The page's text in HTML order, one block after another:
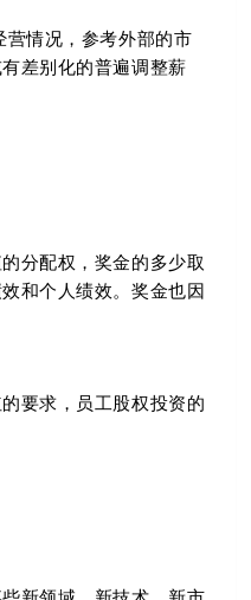
情况，参考外部的市
差别化的普遍调整薪
分配权，奖金的多少取
和个人绩效。奖金也因
要求，员工股权投资的